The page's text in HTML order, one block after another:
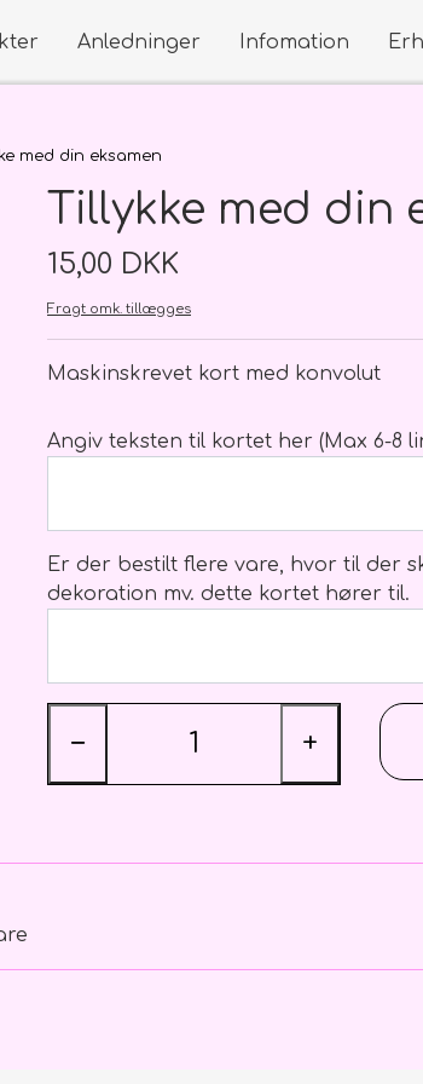
Små kort
Store kort
Til den lille ny -
Kondolenceblomster, kort mv.
Kort
Båredekorationer
Kranse
Hjerter fyldte
Brudebuket
Hårpynt
Brudepige
Anledninger Infomation
på webshoppen
med din eksamen
Tillykke med din
15,00 DKK
Fragt omk. tillægges
Maskinskrevet kort med konvolut
Angiv teksten til kortet her (Max 6-8
Er der bestilt flere vare, hvor til der
dekoration mv. dette kortet hører til.
− +